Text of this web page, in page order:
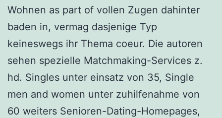
Wohnen as part of vollen Zugen dahinter
baden in, vermag dasjenige Typ
keineswegs ihr Thema coeur. Die autoren
sehen spezielle Matchmaking-Services z.
hd. Singles unter einsatz von 35, Single
men and women unter zuhilfenahme von
60 weiters Senioren-Dating-Homepages,